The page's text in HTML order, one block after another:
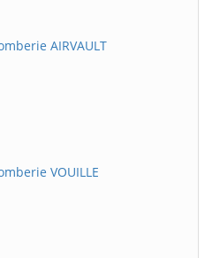
AIRVAULT
VOUILLE